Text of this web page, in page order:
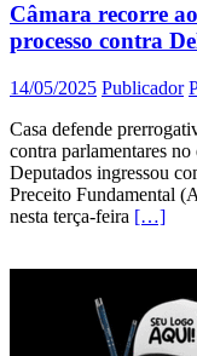
Câmara recorre
processo contra
14/05/2025 Publicador
Casa defende
contra parlamentares
Deputados ingressou
Preceito Fundamental
nesta terça-feira […]